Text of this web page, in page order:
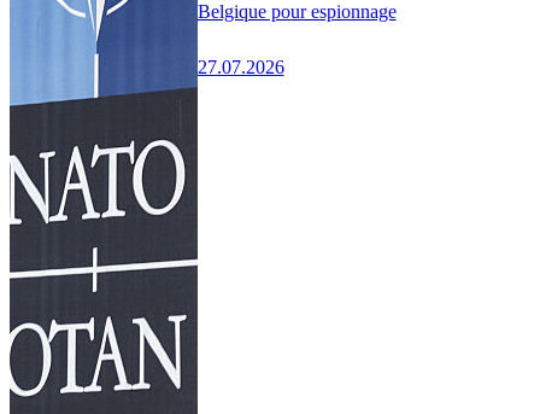
Belgique pour espionnage
27.07.2026